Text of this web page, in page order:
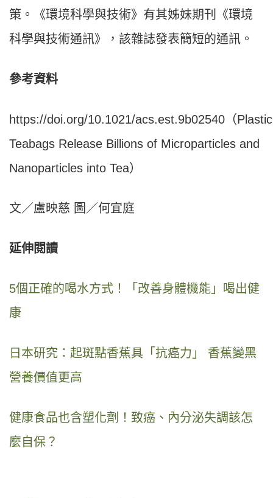
策。《環境科學與技術》有其姊妹期刊《環境
科學與技術通訊》，該雜誌發表簡短的通訊。
參考資料
https://doi.org/10.1021/acs.est.9b02540（Plastic
Teabags Release Billions of Microparticles and
Nanoparticles into Tea）
文／盧映慈 圖／何宜庭
延伸閱讀
5個正確的喝水方式！「改善身體機能」喝出健
康
日本研究：起斑點香蕉具「抗癌力」 香蕉變黑
營養價值更高
健康食品也含塑化劑！致癌、內分泌失調該怎
麼自保？